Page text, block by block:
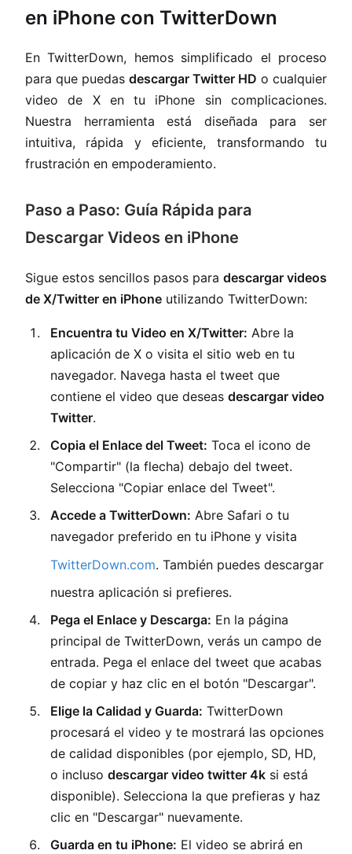
en iPhone con TwitterDown
En TwitterDown, hemos simplificado el proceso
para que puedas descargar Twitter HD o cualquier
video de X en tu iPhone sin complicaciones.
Nuestra herramienta está diseñada para ser
intuitiva, rápida y eficiente, transformando tu
frustración en empoderamiento.
Paso a Paso: Guía Rápida para
Descargar Videos en iPhone
Sigue estos sencillos pasos para descargar videos
de X/Twitter en iPhone utilizando TwitterDown:
Encuentra tu Video en X/Twitter: Abre la
aplicación de X o visita el sitio web en tu
navegador. Navega hasta el tweet que
contiene el video que deseas descargar video
Twitter.
Copia el Enlace del Tweet: Toca el icono de
"Compartir" (la flecha) debajo del tweet.
Selecciona "Copiar enlace del Tweet".
Accede a TwitterDown: Abre Safari o tu
navegador preferido en tu iPhone y visita
TwitterDown.com. También puedes descargar
nuestra aplicación si prefieres.
Pega el Enlace y Descarga: En la página
principal de TwitterDown, verás un campo de
entrada. Pega el enlace del tweet que acabas
de copiar y haz clic en el botón "Descargar".
Elige la Calidad y Guarda: TwitterDown
procesará el video y te mostrará las opciones
de calidad disponibles (por ejemplo, SD, HD,
o incluso descargar video twitter 4k si está
disponible). Selecciona la que prefieras y haz
clic en "Descargar" nuevamente.
Guarda en tu iPhone: El video se abrirá en